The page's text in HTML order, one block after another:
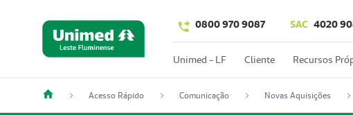
0800 970 9087 SAC 4020
Unimed - LF Cliente Recursos
Acesso Rápido Comunicação Novas Aquisições